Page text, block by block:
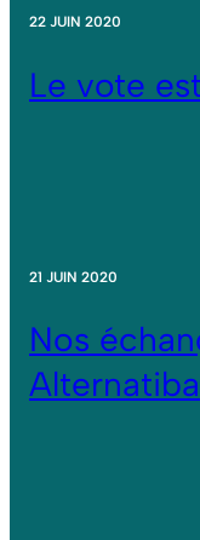
22 JUIN 2020
Le vote
21 JUIN 2020
Nos
Alternatiba